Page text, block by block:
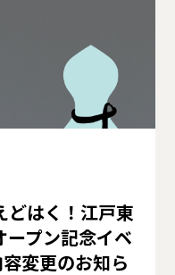
どはく！江戸東
ープン記念イベ
変更のお知ら